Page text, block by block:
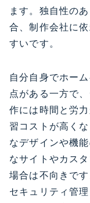
ます。独自性の
合、制作会社に
すいです。
自分自身でホー
点がある一方で
作には時間と労
習コストが高く
なデザインや機
なサイトやカス
場合は不向きで
セキュリティ管